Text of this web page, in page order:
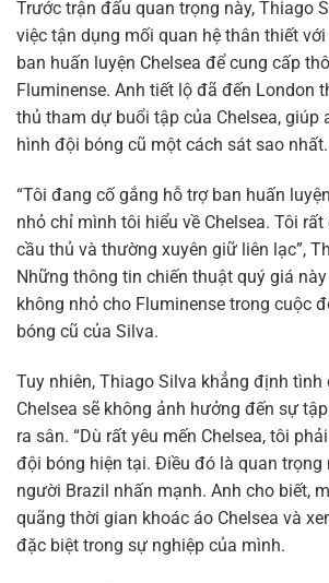
Trước trận đấu quan trọng này, Thiago
việc tận dụng mối quan hệ thân thiết
ban huấn luyện Chelsea để cung cấp
Fluminense. Anh tiết lộ đã đến London
thủ tham dự buổi tập của Chelsea, giúp
hình đội bóng cũ một cách sát sao nhất.
“Tôi đang cố gắng hỗ trợ ban huấn
nhỏ chỉ mình tôi hiểu về Chelsea. Tôi
cầu thủ và thường xuyên giữ liên lạc”,
Những thông tin chiến thuật quý giá
không nhỏ cho Fluminense trong cuộc
bóng cũ của Silva.
Tuy nhiên, Thiago Silva khẳng định tình
Chelsea sẽ không ảnh hưởng đến sự
ra sân. “Dù rất yêu mến Chelsea, tôi
đội bóng hiện tại. Điều đó là quan trọng
người Brazil nhấn mạnh. Anh cho biết,
quãng thời gian khoác áo Chelsea và
đặc biệt trong sự nghiệp của mình.